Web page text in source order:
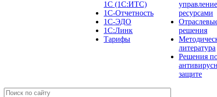
1С (1С:ИТС)
1С-Отчетность
1С-ЭДО
1С:Линк
Тарифы
управление
ресурсами
решения
литература
Решения
защите